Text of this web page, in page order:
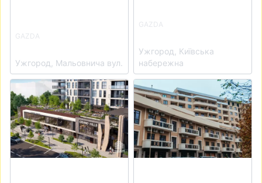
GAZDA
Ужгород, Мальовнича вул.
GAZDA
Ужгород, Київська
набережна
View details for ЖК Grand HillsView details for ЖК Dream